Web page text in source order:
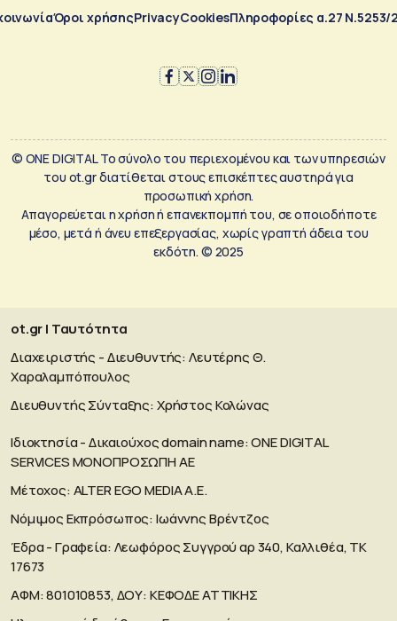
Όροι χρήσηςPrivacyCookiesΠληροφορίες α.27 Ν.5253/
© ONE DIGITAL Το σύνολο του περιεχομένου και των υπηρεσιών
του ot.gr διατίθεται στους επισκέπτες αυστηρά για
προσωπική χρήση.
Απαγορεύεται η χρήση ή επανεκπομπή του, σε οποιοδήποτε
μέσο, μετά ή άνευ επεξεργασίας, χωρίς γραπτή άδεια του
εκδότη. © 2025
ot.gr | Ταυτότητα
Διαχειριστής - Διευθυντής: Λευτέρης Θ.
Χαραλαμπόπουλος
Διευθυντής Σύνταξης: Χρήστος Κολώνας
Ιδιοκτησία - Δικαιούχος domain name: ΟΝΕ DIGITAL
SERVICES MONOΠΡΟΣΩΠΗ ΑΕ
Μέτοχος: ALTER EGO MEDIA A.E.
Νόμιμος Εκπρόσωπος: Ιωάννης Βρέντζος
Έδρα - Γραφεία: Λεωφόρος Συγγρού αρ 340, Καλλιθέα, ΤΚ
17673
ΑΦΜ: 801010853, ΔΟΥ: ΚΕΦΟΔΕ ΑΤΤΙΚΗΣ